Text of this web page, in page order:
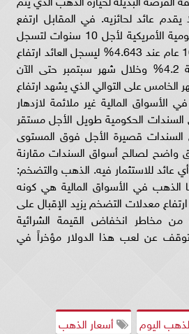
يقدم عائد لحائزيه. في المقابل ارتفع
العائد على السندات الحكومية الأمريكية لأجل 10 سنوات لتسجل
أعلى مستوى جديد من 16 عام عند 4.643% ليسجل العائد ارتفاع
خلال هذا الأسبوع بنسبة 4.2% وخلال شهر سبتمبر حتى الآن
الشهر الخامس على التوالي الذي يشهد ارتفاع
في الأسواق المالية غير ملائمة لازدهار
السندات الحكومية طويل الأجل مستقر
على السندات قصيرة الأجل فوق المستوى
واضح لصالح أسواق السندات مقارنة
عائد للاستثمار فيه. الذهب والتضخم:
الذهب في الأسواق المالية هي كونه
معدلات التضخم يزيد الإقبال على
مخاطر انخفاض القيمة الشرائية
عن لعب هذا الدولار مؤخراً في
اليوم
أسعار الذهب